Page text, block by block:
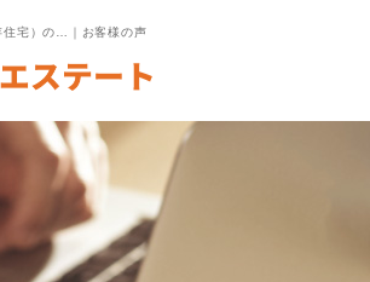
宅）の…｜お客様の声